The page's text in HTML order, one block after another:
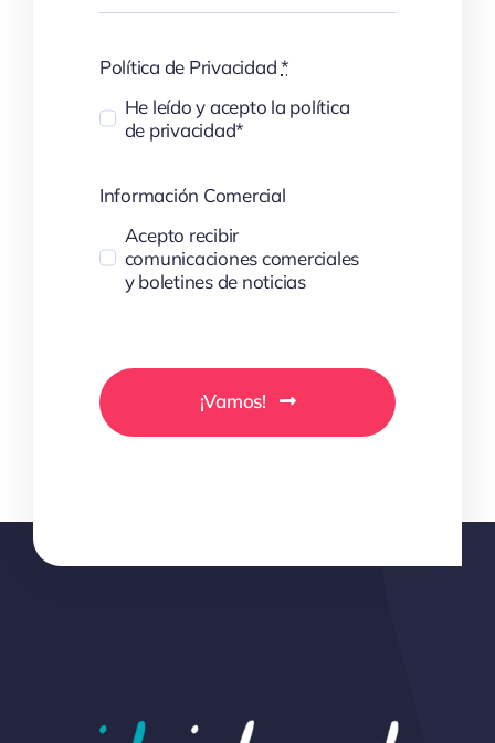
Política de Privacidad*
He leído y acepto la política
de privacidad*
Información Comercial
Acepto recibir
comunicaciones comerciales
y boletines de noticias
¡Vamos!